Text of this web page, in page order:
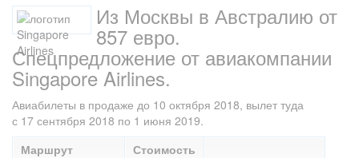
Из Москвы в Австралию от
857 евро.
Спецпредложение от авиакомпании
Singapore Airlines.
Авиабилеты в продаже до 10 октября 2018, вылет туда
с 17 сентября 2018 по 1 июня 2019.
Маршрут
Стоимость